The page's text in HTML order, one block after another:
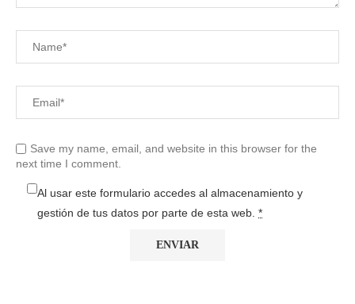
Save my name, email, and website in this browser for the
next time I comment.
Al usar este formulario accedes al almacenamiento y
gestión de tus datos por parte de esta web. *